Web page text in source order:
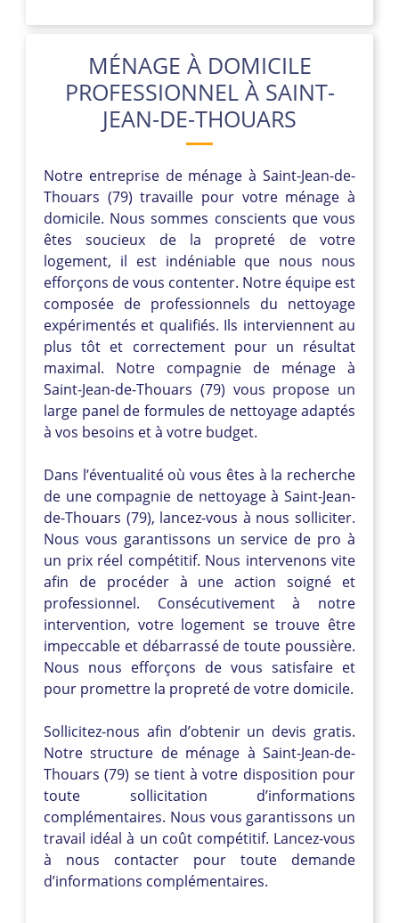
MÉNAGE À DOMICILE
PROFESSIONNEL À SAINT-
JEAN-DE-THOUARS
Notre entreprise de ménage à Saint-Jean-de-
Thouars (79) travaille pour votre ménage à
domicile. Nous sommes conscients que vous
êtes soucieux de la propreté de votre
logement, il est indéniable que nous nous
efforçons de vous contenter. Notre équipe est
composée de professionnels du nettoyage
expérimentés et qualifiés. Ils interviennent au
plus tôt et correctement pour un résultat
maximal. Notre compagnie de ménage à
Saint-Jean-de-Thouars (79) vous propose un
large panel de formules de nettoyage adaptés
à vos besoins et à votre budget.
Dans l’éventualité où vous êtes à la recherche
de une compagnie de nettoyage à Saint-Jean-
de-Thouars (79), lancez-vous à nous solliciter.
Nous vous garantissons un service de pro à
un prix réel compétitif. Nous intervenons vite
afin de procéder à une action soigné et
professionnel. Consécutivement à notre
intervention, votre logement se trouve être
impeccable et débarrassé de toute poussière.
Nous nous efforçons de vous satisfaire et
pour promettre la propreté de votre domicile.
Sollicitez-nous afin d’obtenir un devis gratis.
Notre structure de ménage à Saint-Jean-de-
Thouars (79) se tient à votre disposition pour
toute sollicitation d’informations
complémentaires. Nous vous garantissons un
travail idéal à un coût compétitif. Lancez-vous
à nous contacter pour toute demande
d’informations complémentaires.